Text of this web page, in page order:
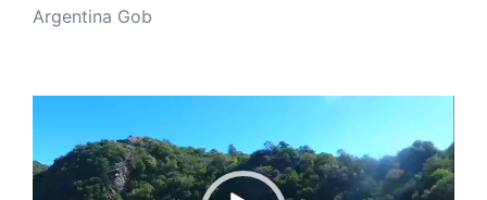
Argentina Gob
vídeo